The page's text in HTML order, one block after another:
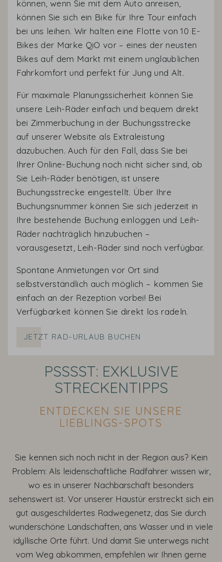
können, wenn Sie mit dem Auto anreisen,
können Sie sich ein Bike für Ihre Tour einfach
bei uns leihen. Wir halten eine Flotte von 10 E-
Bikes der Marke QiO vor – eines der neusten
Bikes auf dem Markt mit einem unglaublichen
Fahrkomfort und perfekt für Jung und Alt.
Für maximale Planungssicherheit können Sie
unsere Leih-Räder einfach und bequem direkt
bei Zimmerbuchung in der Buchungsstrecke
auf unserer Website als Extraleistung
dazubuchen. Auch für den Fall, dass Sie bei
Ihrer Online-Buchung noch nicht sicher sind, ob
Sie Leih-Räder benötigen, ist unsere
Buchungsstrecke eingestellt. Über Ihre
Buchungsnummer können Sie sich jederzeit in
Ihre bestehende Buchung einloggen und Leih-
Räder nachträglich hinzubuchen –
vorausgesetzt, Leih-Räder sind noch verfügbar.
Spontane Anmietungen vor Ort sind
selbstverständlich auch möglich – kommen Sie
einfach an der Rezeption vorbei! Bei
Verfügbarkeit können Sie direkt los radeln.
JETZT RAD-URLAUB BUCHEN
PSSSST: EXKLUSIVE
STRECKENTIPPS
ENTDECKEN SIE UNSERE
LIEBLINGS-SPOTS
Sie kennen sich noch nicht in der Region aus? Kein
Problem: Als leidenschaftliche Radfahrer wissen wir,
wo es in unserer Nachbarschaft besonders
sehenswert ist. Vor unserer Haustür erstreckt sich ein
gut ausgeschildertes Radwegenetz, das Sie durch
wunderschöne Landschaften, ans Wasser und in viele
idyllische Orte führt. Und damit Sie unterwegs nicht
vom Weg abkommen, empfehlen wir Ihnen gerne